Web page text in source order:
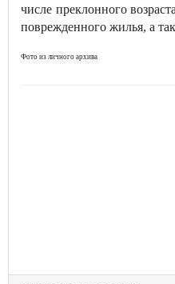
числе преклонного
поврежденного жилья, а
Фото из личного архива